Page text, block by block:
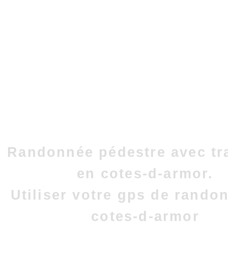
Randonnée pédestre avec
en cotes-d-armor.
Utiliser votre gps de
cotes-d-armor